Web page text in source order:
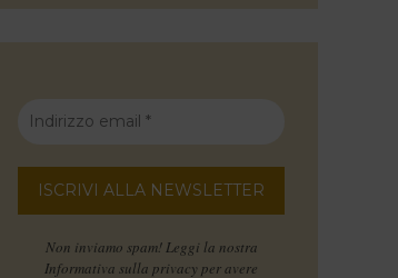
Non inviamo spam! Leggi la nostra
Informativa sulla privacy per avere